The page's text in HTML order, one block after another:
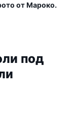
от Мароко.
под